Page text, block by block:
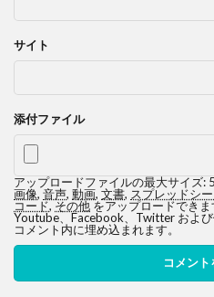
サイト
添付ファイル
アップロードファイルの最大サイズ:
画像, 音声, 動画, 文書, スプレッドシー
コード,その他をアップロードできま
Youtube、Facebook、Twitter およ
コメント内に埋め込まれます。